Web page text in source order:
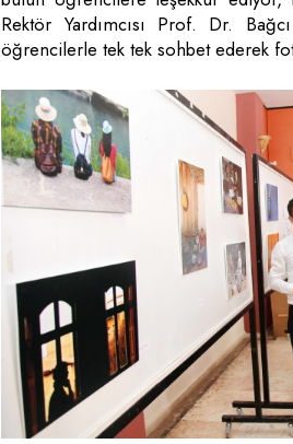
Rektör Yardımcısı Prof. Dr.
öğrencilerle tek tek sohbet ederek